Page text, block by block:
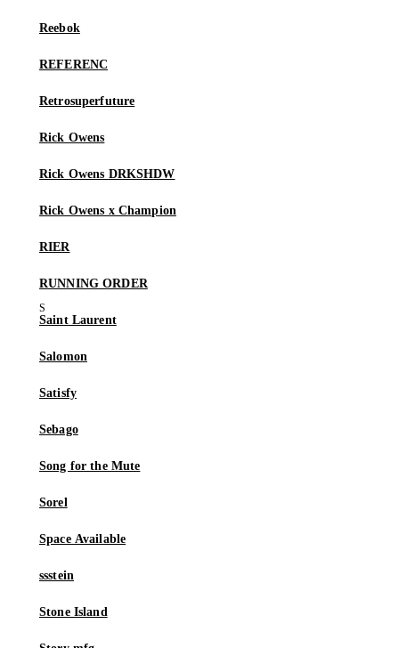
Reebok
REFERENC
Retrosuperfuture
Rick Owens
Rick Owens DRKSHDW
Rick Owens x Champion
RIER
RUNNING ORDER
Saint Laurent
Salomon
Satisfy
Sebago
Song for the Mute
Sorel
Space Available
ssstein
Stone Island